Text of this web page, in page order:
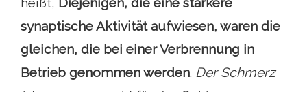
heißt, Diejenigen, die eine stärkere
synaptische Aktivität aufwiesen, waren die
gleichen, die bei einer Verbrennung in
Betrieb genommen werden. Der Schmerz